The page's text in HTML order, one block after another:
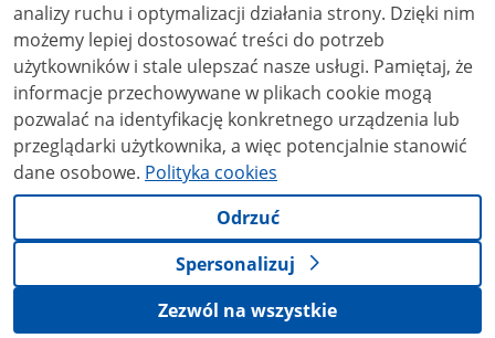
analizy ruchu i optymalizacji działania strony. Dzięki nim
możemy lepiej dostosować treści do potrzeb
użytkowników i stale ulepszać nasze usługi. Pamiętaj, że
informacje przechowywane w plikach cookie mogą
pozwalać na identyfikację konkretnego urządzenia lub
przeglądarki użytkownika, a więc potencjalnie stanowić
dane osobowe. Polityka cookies
Odrzuć
Spersonalizuj
Zezwól na wszystkie